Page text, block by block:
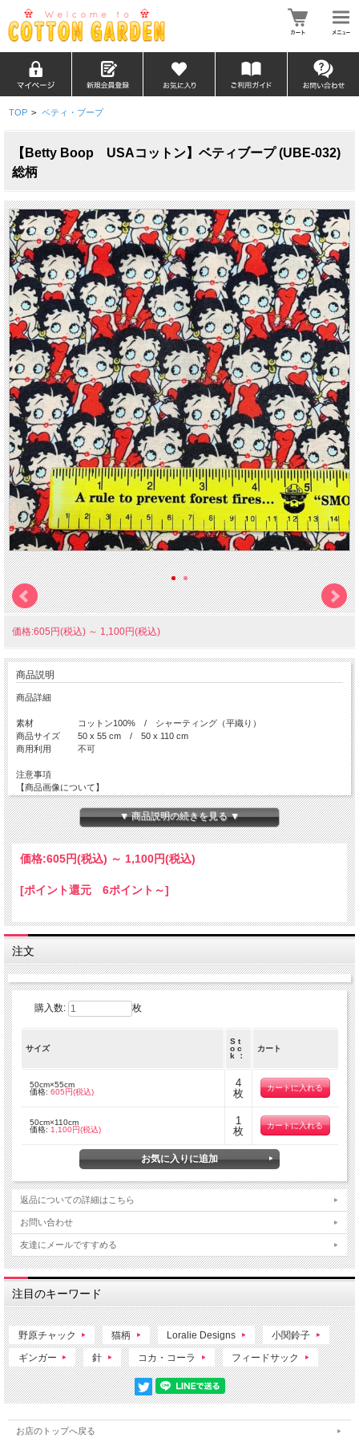
TOP > ベティ・ブープ
【Betty Boop USAコットン】ベティブープ (UBE-032)
総柄
価格:605円(税込) ～ 1,100円(税込)
商品説明
商品詳細
素材 コットン100% / シャーティング（平織り）
商品サイズ 50 x 55 cm / 50 x 110 cm
商用利用 不可
注意事項
【商品画像について】
実際の色に近くなる様、撮影・色調補正は行っておりますが、
ディスプレイの種類や設定状況によっては色が異なって見える場合がありま
す。
【ご注文数量と商品サイズについて】
・50 x 55 cm の商品
複数枚でご注文を頂いても、繋がった状態の商品でのお届けとはなりません。
50 x 110 cm の商品につきましては、出来る限り繋がった商品をご用意致しま
すが、
在庫状況によっては、<b>50x110cm単位でカットされた商品</b>でのお届けと
なります。
数量 １ ＝ 50 cm ( 50 x 110 cm )
数量 ２ ＝ 1 m ( 100 x 110 cm )
数量 ３ ＝ 1.5 m ( 150 x 110 cm )
▼ 商品説明の続きを見る ▼
価格:605円(税込) ～ 1,100円(税込)
[ポイント還元 6ポイント～]
注文
購入数: 枚
サイズ
S t
o c
k ：
カート
50cm×55cm
価格: 605円(税込)
4
枚
50cm×110cm
価格: 1,100円(税込)
1
枚
返品についての詳細はこちら
お問い合わせ
友達にメールですすめる
注目のキーワード
野原チャック 猫柄 Loralie Designs 小関鈴子
ギンガー 針 コカ・コーラ フィードサック
お店のトップへ戻る